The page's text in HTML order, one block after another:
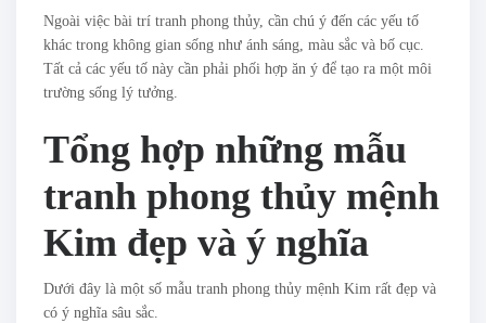
Ngoài việc bài trí tranh phong thủy, cần chú ý đến các yếu tố
khác trong không gian sống như ánh sáng, màu sắc và bố cục.
Tất cả các yếu tố này cần phải phối hợp ăn ý để tạo ra một môi
trường sống lý tưởng.
Tổng hợp những mẫu
tranh phong thủy mệnh
Kim đẹp và ý nghĩa
Dưới đây là một số mẫu tranh phong thủy mệnh Kim rất đẹp và
có ý nghĩa sâu sắc.